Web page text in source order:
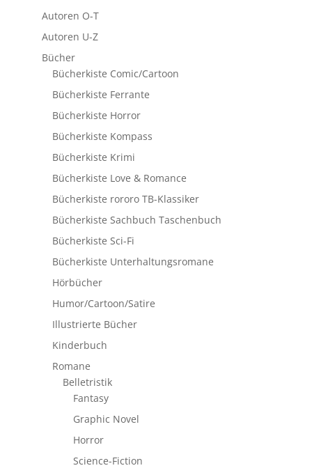
Autoren O-T
Autoren U-Z
Bücher
Bücherkiste Comic/Cartoon
Bücherkiste Ferrante
Bücherkiste Horror
Bücherkiste Kompass
Bücherkiste Krimi
Bücherkiste Love & Romance
Bücherkiste rororo TB-Klassiker
Bücherkiste Sachbuch Taschenbuch
Bücherkiste Sci-Fi
Bücherkiste Unterhaltungsromane
Hörbücher
Humor/Cartoon/Satire
Illustrierte Bücher
Kinderbuch
Romane
Belletristik
Fantasy
Graphic Novel
Horror
Science-Fiction